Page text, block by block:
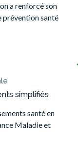
a renforcé son
prévention santé
simplifiés
santé en
Maladie et